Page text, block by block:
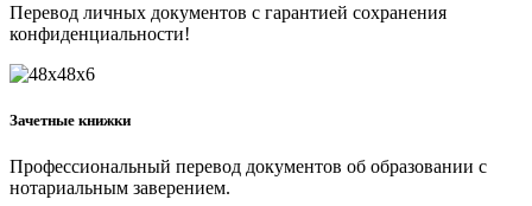
Перевод личных документов с гарантией сохранения
конфиденциальности!
Зачетные книжки
Профессиональный перевод документов об образовании с
нотариальным заверением.